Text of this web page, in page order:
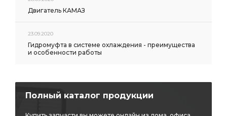
Двигатель КАМАЗ
23.09.2020
Гидромуфта в системе охлаждения - преимущества
и особенности работы
Полный каталог продукции